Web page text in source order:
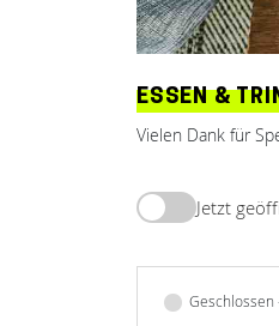
ESSEN &
Vielen Dank für
Jetzt